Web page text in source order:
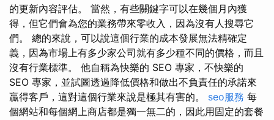
的更新內容評估。 當然，有些關鍵字可以在幾個月內獲
得，但它們會為您的業務帶來零收入，因為沒有人搜尋它
們。 總的來說，可以說這個行業的成本發展無法精確定
義，因為市場上有多少家公司就有多少種不同的價格，而且
沒有行業標準。 他自稱為快樂的 SEO 專家，不快樂的
SEO 專家，並試圖透過降低價格和做出不負責任的承諾來
贏得客戶，這對這個行業來說是極其有害的。 seo服務 每
個網站和每個網上商店都是獨一無二的，因此用固定的套餐